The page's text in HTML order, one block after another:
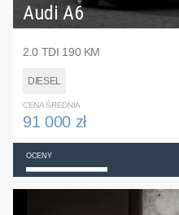
Audi A6
2.0 TDI 190 KM
DIESEL
CENA ŚREDNIA
91 000 zł
OCENY